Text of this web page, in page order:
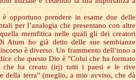
opportuno prendere in esame due delle
per l’analogia che presentano con altre
memfitica nelle quali gli dei creatori
Atum ho già detto delle sue sembianze
è diverso. Un frammento dell’inno a
che questo Dio è "Colui che ha formato
ha creato (irj) tutti i paesi e le rive
della terra" (meglio, a mio avviso, che dà